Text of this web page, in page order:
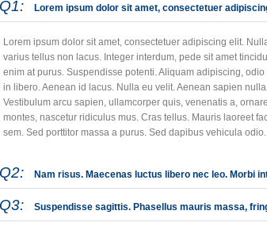
Lorem ipsum dolor sit amet, consectetuer
Lorem ipsum dolor sit amet, consectetuer adipiscing elit.
varius tellus non lacus. Integer interdum, pede sit amet
enim at purus. Suspendisse potenti. Aliquam adipiscing,
in libero. Aenean id lacus. Nulla eu velit. Aenean sapien
Vestibulum arcu sapien, ullamcorper quis, venenatis a,
montes, nascetur ridiculus mus. Cras tellus. Mauris laoreet
sem. Sed porttitor massa a purus. Sed dapibus vehicula odio.
Nam risus. Maecenas luctus libero nec leo. Morbi
Suspendisse sagittis. Phasellus mauris massa,